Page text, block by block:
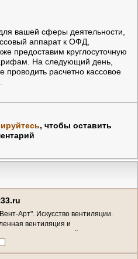
вашей сферы деятельности,
аппарат к ОФД,
предоставим круглосуточную
На следующий день,
расчетно кассовое
, чтобы оставить
Арт". Искусство вентиляции.
вентиляция и
помещений. (Россия,